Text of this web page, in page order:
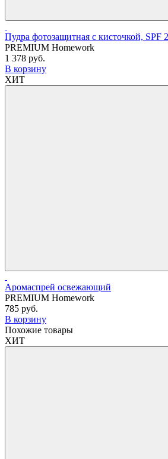
Пудра фотозащитная с кисточкой, SPF
PREMIUM Homework
1 378 руб.
В корзину
ХИТ
Аромаспрей освежающий
PREMIUM Homework
785 руб.
В корзину
Похожие товары
ХИТ